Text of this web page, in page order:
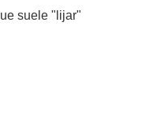
suele "lijar"